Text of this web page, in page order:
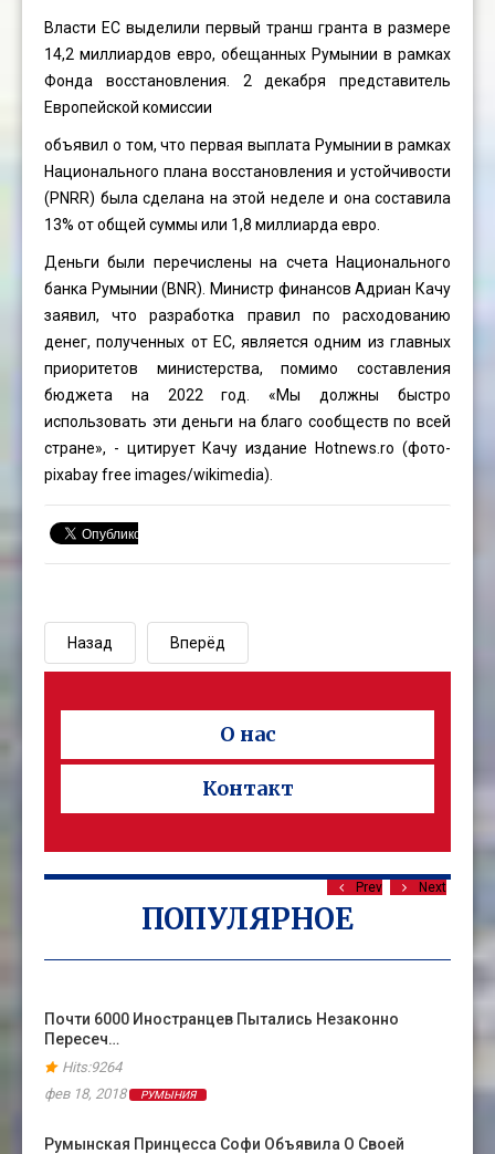
Власти ЕС выделили первый транш гранта в размере
14,2 миллиардов евро, обещанных Румынии в рамках
Фонда восстановления. 2 декабря представитель
Европейской комиссии
объявил о том, что первая выплата Румынии в рамках
Национального плана восстановления и устойчивости
(PNRR) была сделана на этой неделе и она составила
13% от общей суммы или 1,8 миллиарда евро.
Деньги были перечислены на счета Национального
банка Румынии (BNR). Министр финансов Адриан Качу
заявил, что разработка правил по расходованию
денег, полученных от ЕС, является одним из главных
приоритетов министерства, помимо составления
бюджета на 2022 год. «Мы должны быстро
использовать эти деньги на благо сообществ по всей
стране», - цитирует Качу издание Hotnews.ro (фото-
pixabay free images/wikimedia).
Назад Вперёд
О нас
Контакт
ПОПУЛЯРНОЕ
Prev Next
Почти 6000 Иностранцев Пытались Незаконно
Пересеч…
Hits:9264
фев 18, 2018
РУМЫНИЯ
Румынская Принцесса Софи Объявила О Своей